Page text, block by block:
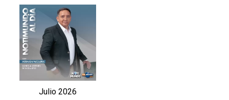
Julio 2026